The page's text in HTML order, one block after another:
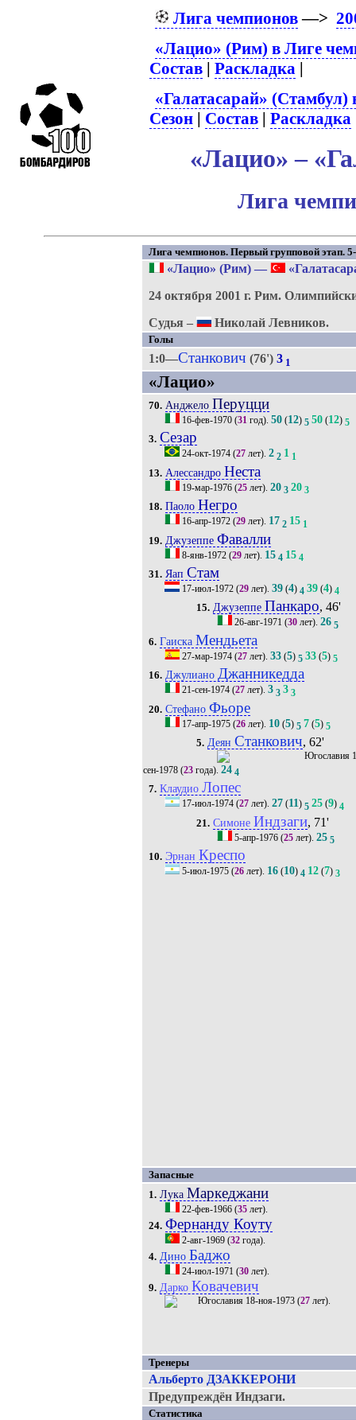
Лига чемпионов—>
«Лацио» (Рим) в Лиге
Состав |Раскладка |
«Галатасарай» (Стамбул)
Сезон | Состав |Раскладка
«Лацио» –
Лига
Лига чемпионов. Первый групповой этап.
«Лацио» (Рим)—
24 октября 2001 г. Рим.
Судья –
Николай Левников.
Голы
1:0—Станкович (76') 3 1
«Лацио»
70. Анджело Перуцци
16-фев-1970(31год). 50(12) 5 50(12) 5
3. Сезар
24-окт-1974(27лет). 2 2 1 1
13. Алессандро Неста
19-мар-1976(25лет). 20 3 20 3
18. Паоло Негро
16-апр-1972(29лет). 17 2 15 1
19. Джузеппе Фавалли
8-янв-1972(29лет). 15 4 15 4
31. Яап Стам
17-июл-1972(29лет). 39(4) 4 39(4) 4
15. Джузеппе Панкаро, 46'
26-авг-1971 (30 лет).26 5
6. Гаиска Мендьета
27-мар-1974(27лет). 33(5) 5 33(5) 5
16. Джулиано Джанникедда
21-сен-1974(27лет). 3 3 3 3
20. Стефано Фьоре
17-апр-1975(26лет). 10(5) 5 7(5) 5
5. Деян Станкович, 62'
сен-1978 (23 года). 24 4
7. Клаудио Лопес
17-июл-1974(27лет). 27(11) 5 25(9) 4
21. Симоне Индзаги, 71'
5-апр-1976 (25 лет).25 5
10. Эрнан Креспо
5-июл-1975(26лет). 16(10) 4 12(7) 3
Запасные
1. Лука Маркеджани
22-фев-1966(35лет).
24. Фернанду Коуту
2-авг-1969(32года).
4. Дино Баджо
24-июл-1971 (30лет).
9. Дарко Ковачевич
18-ноя-1973 (27 лет).
Тренеры
Альберто ДЗАККЕРОНИ
Предупреждён Индзаги.
Статистика